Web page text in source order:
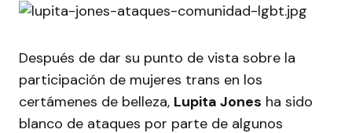
Después de dar su punto de vista sobre la
participación de mujeres trans en los
certámenes de belleza, Lupita Jones ha sido
blanco de ataques por parte de algunos